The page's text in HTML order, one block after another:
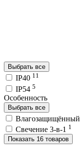
Выбрать все
IP40 11
IP54 5
Особенность
Выбрать все
Влагозащищённый
Свечение 3-в-1 1
Показать 16 товаров